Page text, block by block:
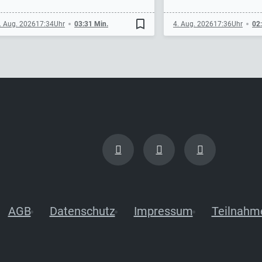
Aug. 202617:34 03:31 Min. bookmark_border 4. Aug. 202617:36
AGB Datenschutz Impressum